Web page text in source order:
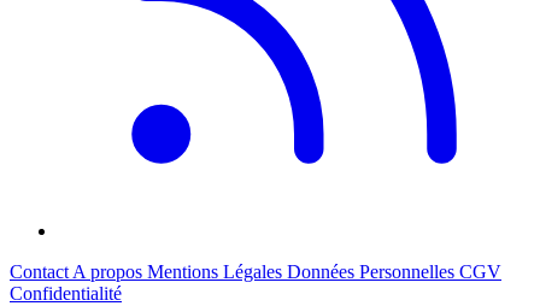
Contact A propos Mentions Légales Données Personnelles CGV
Confidentialité